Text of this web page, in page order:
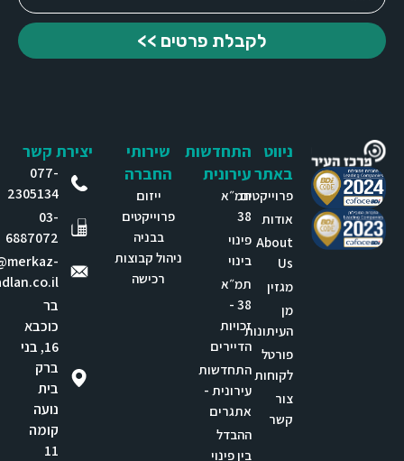
לקבלת פרטים >>
ניווט
באתר
פרוייקטים
אודות
About
Us
מגזין
מן
העיתונות
פורטל
לקוחות
צור
קשר
התחדשות
עירונית
תמ״א
38
פינוי
בינוי
תמ״א
38 -
זכויות
הדיירים
התחדשות
עירונית -
אתגרים
ההבדל
בין פינוי
שירותי
החברה
ייזום
פרוייקטים
בבניה
ניהול קבוצות
רכישה
יצירת קשר
077-
2305134
03-
6887072
בר
כוכבא
16, בני
ברק
בית
נועה
קומה
11